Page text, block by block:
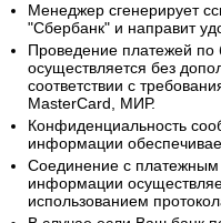
Менеджер сгенерирует
"Сбербанк" и направит
Проведение платежей по
осуществляется без
соответствии с
MasterCard, МИР.
Конфиденциальность
информации
Соединение с
информации
использованием